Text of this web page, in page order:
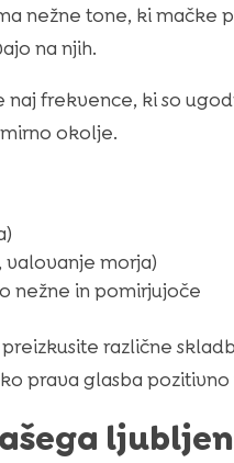
nežne tone, ki mačke
na njih.
frekvence, ki so
okolje.
valovanje morja)
nežne in pomirjujoče
različne
prava glasba